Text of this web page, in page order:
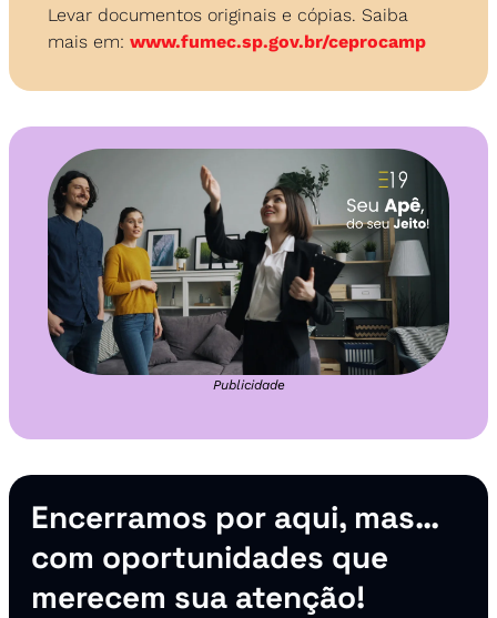
Levar documentos originais e cópias. Saiba
mais em: www.fumec.sp.gov.br/ceprocamp
Publicidade
Encerramos por aqui, mas…
com oportunidades que
merecem sua atenção!